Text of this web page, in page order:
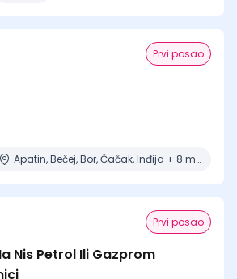
Prvi posao
Apatin, Bečej, Bor, Čačak, Inđija + 8 mesta
Prvi posao
Nis Petrol Ili Gazprom